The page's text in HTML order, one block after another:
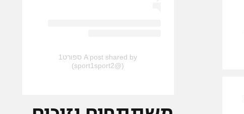
A post shared by ספורט1
(@sport1sport2)